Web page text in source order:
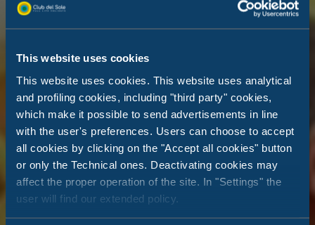
This website uses cookies
This website uses cookies. This website uses analytical
and profiling cookies, including "third party" cookies,
which make it possible to send advertisements in line
with the user's preferences. Users can choose to accept
all cookies by clicking on the "Accept all cookies" button
or only the Technical ones. Deactivating cookies may
affect the proper operation of the site. In "Settings" the
user will find our extended policy.